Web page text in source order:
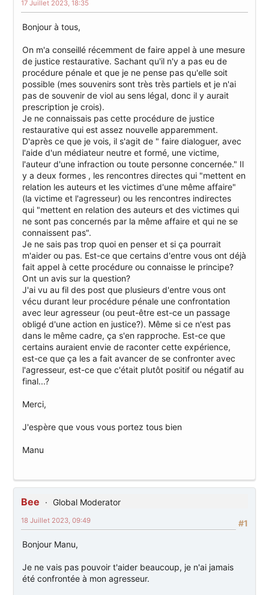
17 Juillet 2023, 18:35
Bonjour à tous,
On m'a conseillé récemment de faire appel à une mesure
de justice restaurative. Sachant qu'il n'y a pas eu de
procédure pénale et que je ne pense pas qu'elle soit
possible (mes souvenirs sont très très partiels et je n'ai
pas de souvenir de viol au sens légal, donc il y aurait
prescription je crois).
Je ne connaissais pas cette procédure de justice
restaurative qui est assez nouvelle apparemment.
D'après ce que je vois, il s'agit de " faire dialoguer, avec
l'aide d'un médiateur neutre et formé, une victime,
l'auteur d'une infraction ou toute personne concernée." Il
y a deux formes , les rencontres directes qui "mettent en
relation les auteurs et les victimes d'une même affaire"
(la victime et l'agresseur) ou les rencontres indirectes
qui "mettent en relation des auteurs et des victimes qui
ne sont pas concernés par la même affaire et qui ne se
connaissent pas".
Je ne sais pas trop quoi en penser et si ça pourrait
m'aider ou pas. Est-ce que certains d'entre vous ont déjà
fait appel à cette procédure ou connaisse le principe?
Ont un avis sur la question?
J'ai vu au fil des post que plusieurs d'entre vous ont
vécu durant leur procédure pénale une confrontation
avec leur agresseur (ou peut-être est-ce un passage
obligé d'une action en justice?). Même si ce n'est pas
dans le même cadre, ça s'en rapproche. Est-ce que
certains auraient envie de raconter cette expérience,
est-ce que ça les a fait avancer de se confronter avec
l'agresseur, est-ce que c'était plutôt positif ou négatif au
final...?
Merci,
J'espère que vous vous portez tous bien
Manu
Bee Global Moderator
#1
18 Juillet 2023, 09:49
Bonjour Manu,
Je ne vais pas pouvoir t'aider beaucoup, je n'ai jamais
été confrontée à mon agresseur.